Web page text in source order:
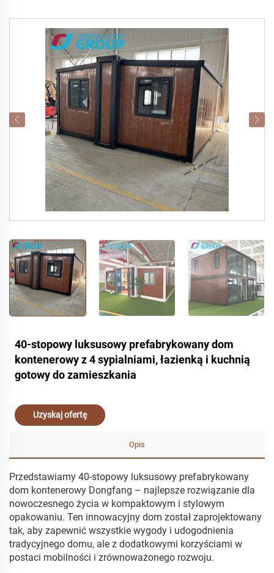
40-stopowy luksusowy prefabrykowany dom
kontenerowy z 4 sypialniami, łazienką i kuchnią
gotowy do zamieszkania
Uzyskaj ofertę
Opis
Przedstawiamy 40-stopowy luksusowy prefabrykowany
dom kontenerowy Dongfang – najlepsze rozwiązanie dla
nowoczesnego życia w kompaktowym i stylowym
opakowaniu. Ten innowacyjny dom został zaprojektowany
tak, aby zapewnić wszystkie wygody i udogodnienia
tradycyjnego domu, ale z dodatkowymi korzyściami w
postaci mobilności i zrównoważonego rozwoju.